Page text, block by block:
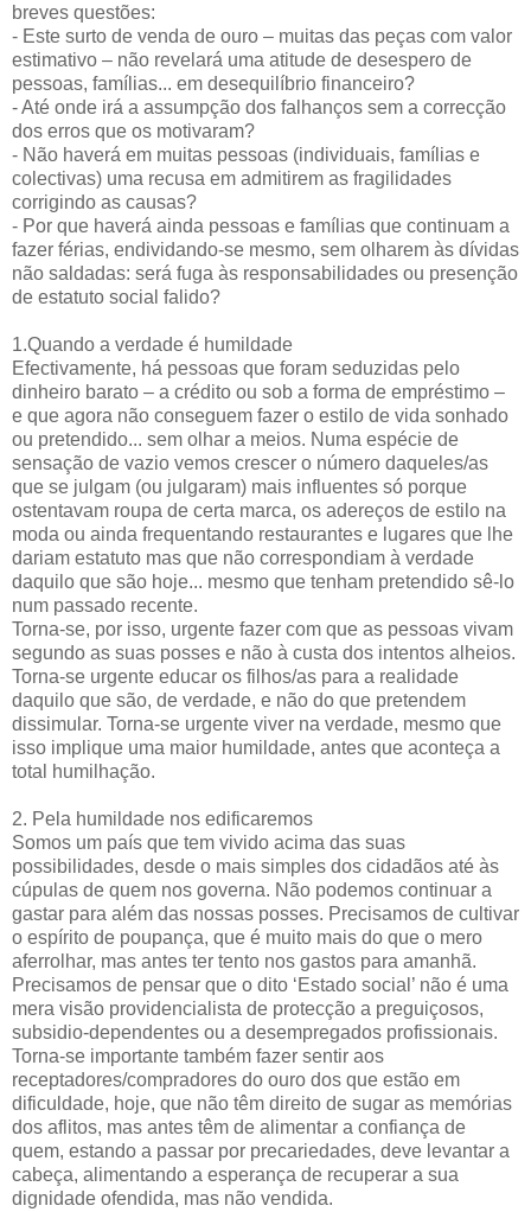
breves questões:
- Este surto de venda de ouro – muitas das peças com valor
estimativo – não revelará uma atitude de desespero de
pessoas, famílias... em desequilíbrio financeiro?
- Até onde irá a assumpção dos falhanços sem a correcção
dos erros que os motivaram?
- Não haverá em muitas pessoas (individuais, famílias e
colectivas) uma recusa em admitirem as fragilidades
corrigindo as causas?
- Por que haverá ainda pessoas e famílias que continuam a
fazer férias, endividando-se mesmo, sem olharem às dívidas
não saldadas: será fuga às responsabilidades ou presenção
de estatuto social falido?
1.Quando a verdade é humildade
Efectivamente, há pessoas que foram seduzidas pelo
dinheiro barato – a crédito ou sob a forma de empréstimo –
e que agora não conseguem fazer o estilo de vida sonhado
ou pretendido... sem olhar a meios. Numa espécie de
sensação de vazio vemos crescer o número daqueles/as
que se julgam (ou julgaram) mais influentes só porque
ostentavam roupa de certa marca, os adereços de estilo na
moda ou ainda frequentando restaurantes e lugares que lhe
dariam estatuto mas que não correspondiam à verdade
daquilo que são hoje... mesmo que tenham pretendido sê-lo
num passado recente.
Torna-se, por isso, urgente fazer com que as pessoas vivam
segundo as suas posses e não à custa dos intentos alheios.
Torna-se urgente educar os filhos/as para a realidade
daquilo que são, de verdade, e não do que pretendem
dissimular. Torna-se urgente viver na verdade, mesmo que
isso implique uma maior humildade, antes que aconteça a
total humilhação.
2. Pela humildade nos edificaremos
Somos um país que tem vivido acima das suas
possibilidades, desde o mais simples dos cidadãos até às
cúpulas de quem nos governa. Não podemos continuar a
gastar para além das nossas posses. Precisamos de cultivar
o espírito de poupança, que é muito mais do que o mero
aferrolhar, mas antes ter tento nos gastos para amanhã.
Precisamos de pensar que o dito ‘Estado social’ não é uma
mera visão providencialista de protecção a preguiçosos,
subsidio-dependentes ou a desempregados profissionais.
Torna-se importante também fazer sentir aos
receptadores/compradores do ouro dos que estão em
dificuldade, hoje, que não têm direito de sugar as memórias
dos aflitos, mas antes têm de alimentar a confiança de
quem, estando a passar por precariedades, deve levantar a
cabeça, alimentando a esperança de recuperar a sua
dignidade ofendida, mas não vendida.